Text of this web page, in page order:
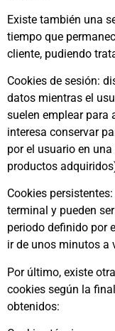
Existe también una
tiempo que
cliente, pudiendo
Cookies de sesión:
datos mientras el
suelen emplear para
interesa conservar
por el usuario en
productos
Cookies
terminal y pueden
periodo definido por
ir de unos minutos a
Por último, existe
cookies según la
obtenidos: